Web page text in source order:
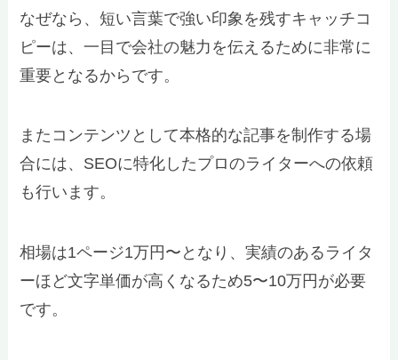
なぜなら、短い言葉で強い印象を残すキャッチコ
ピーは、一目で会社の魅力を伝えるために非常に
重要となるからです。
またコンテンツとして本格的な記事を制作する場
合には、SEOに特化したプロのライターへの依頼
も行います。
相場は1ページ1万円〜となり、実績のあるライタ
ーほど文字単価が高くなるため5〜10万円が必要
です。